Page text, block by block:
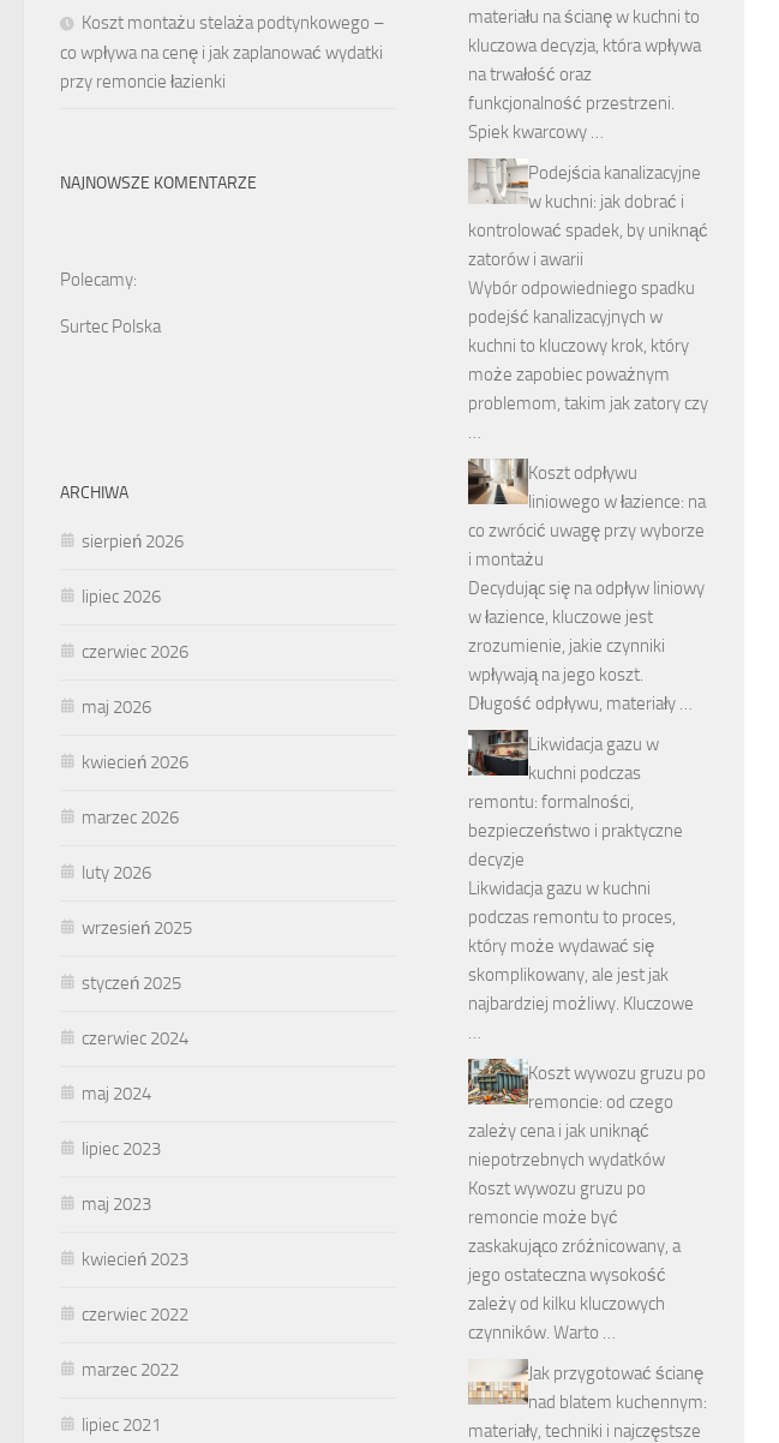
Koszt montażu stelaża podtynkowego –
co wpływa na cenę i jak zaplanować wydatki
przy remoncie łazienki
NAJNOWSZE KOMENTARZE
Polecamy:
Surtec Polska
ARCHIWA
sierpień 2026
lipiec 2026
czerwiec 2026
maj 2026
kwiecień 2026
marzec 2026
luty 2026
wrzesień 2025
styczeń 2025
czerwiec 2024
maj 2024
lipiec 2023
maj 2023
kwiecień 2023
czerwiec 2022
marzec 2022
lipiec 2021
materiału na ścianę w kuchni to
kluczowa decyzja, która wpływa
na trwałość oraz
funkcjonalność przestrzeni.
Spiek kwarcowy …
Podejścia kanalizacyjne
w kuchni: jak dobrać i
kontrolować spadek, by uniknąć
zatorów i awarii
Wybór odpowiedniego spadku
podejść kanalizacyjnych w
kuchni to kluczowy krok, który
może zapobiec poważnym
problemom, takim jak zatory czy
…
Koszt odpływu
liniowego w łazience: na
co zwrócić uwagę przy wyborze
i montażu
Decydując się na odpływ liniowy
w łazience, kluczowe jest
zrozumienie, jakie czynniki
wpływają na jego koszt.
Długość odpływu, materiały …
Likwidacja gazu w
kuchni podczas
remontu: formalności,
bezpieczeństwo i praktyczne
decyzje
Likwidacja gazu w kuchni
podczas remontu to proces,
który może wydawać się
skomplikowany, ale jest jak
najbardziej możliwy. Kluczowe
…
Koszt wywozu gruzu po
remoncie: od czego
zależy cena i jak uniknąć
niepotrzebnych wydatków
Koszt wywozu gruzu po
remoncie może być
zaskakująco zróżnicowany, a
jego ostateczna wysokość
zależy od kilku kluczowych
czynników. Warto …
Jak przygotować ścianę
nad blatem kuchennym:
materiały, techniki i najczęstsze